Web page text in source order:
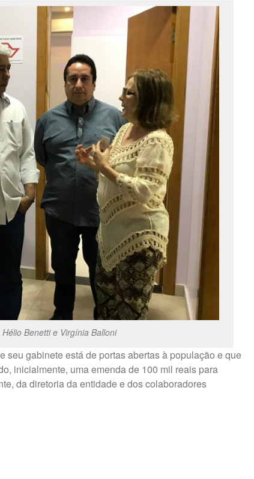
Benetti e Virgínia Balloni
seu gabinete está de portas abertas à população e que
inicialmente, uma emenda de 100 mil reais para
da diretoria da entidade e dos colaboradores